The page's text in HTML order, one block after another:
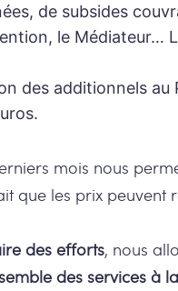
de subsides
le Médiateur…
des additionnels
mois nous
que les prix
des efforts, nous
des services à